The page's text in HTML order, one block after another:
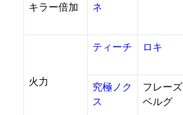
キラー倍加
ネ
火力
ティーチ ロキ
究極ノク
ス
フレーズ
ベルグ